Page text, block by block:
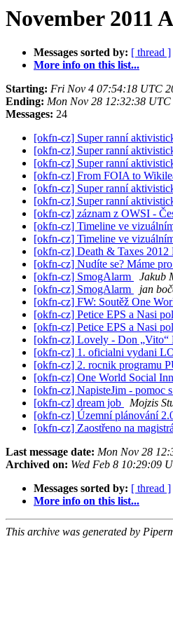
November 2011
Messages sorted by: [ thread ]
More info on this list...
Starting: Fri Nov 4 07:54:18 UTC
Ending: Mon Nov 28 12:32:38 UTC
Messages: 24
[okfn-cz] Super ranní
[okfn-cz] Super ranní
[okfn-cz] Super ranní
[okfn-cz] From FOIA to
[okfn-cz] Super ranní
[okfn-cz] Super ranní
[okfn-cz] záznam z OWSI -
[okfn-cz] Timeline ve
[okfn-cz] Timeline ve
[okfn-cz] Death & Taxes
[okfn-cz] Nudíte se? Máme
[okfn-cz] SmogAlarm
Jakub
[okfn-cz] SmogAlarm
jan
[okfn-cz] FW: Soutěž One
[okfn-cz] Petice EPS a Nasi
[okfn-cz] Petice EPS a Nasi
[okfn-cz] Lovely - Don „Vito“
[okfn-cz] 1. oficialni vydani
[okfn-cz] 2. rocnik programu
[okfn-cz] One World Social
[okfn-cz] NapisteJim - pomoc
[okfn-cz] dream job
Mojzis
[okfn-cz] Územní plánování
[okfn-cz] Zaostřeno na
Last message date: Mon Nov 28
Archived on: Wed Feb 8 10:29:09
Messages sorted by: [ thread ]
More info on this list...
This archive was generated by